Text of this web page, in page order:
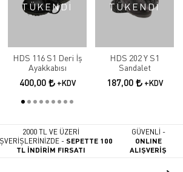
TÜKENDİ
HDS 116 S1 Deri İş
Ayakkabısı
400,00 +KDV
TÜKENDİ
HDS 202 Y S1
Sandalet
187,00 +KDV
2000 TL VE ÜZERİ
-SEPETTE 100
TL İNDİRİM FIRSATI
GÜVENLİ -
ONLINE
ALIŞVERİŞ